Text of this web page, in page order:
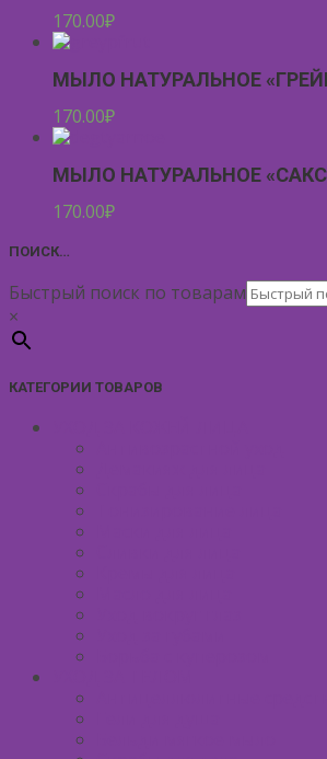
170.00₽
МЫЛО НАТУРАЛЬНОЕ
170.00₽
МЫЛО НАТУРАЛЬНОЕ
170.00₽
ПОИСК…
Быстрый поиск по товарам
×
КАТЕГОРИИ ТОВАРОВ